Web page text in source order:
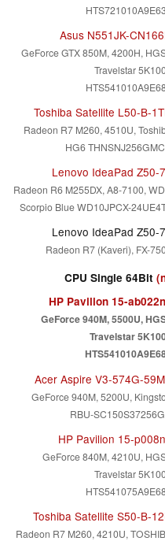
Asus N551JK-
GeForce GTX 850M, 4200H,
Travelstar
Toshiba Satellite L50-B-
Radeon R7 M260, 4510U,
HG6
Lenovo IdeaPad Z50-
Radeon R6 M255DX, A8-7100,
Scorpio Blue WD10JPCX-
Lenovo IdeaPad Z50-
Radeon R7 (Kaveri), FX-
CPU Single 64Bit
HP Pavilion 15-
GeForce 940M, 5500U,
Travelstar
Acer Aspire V3-574G-
GeForce 940M, 5200U,
RBU-
HP Pavilion 15-
GeForce 840M, 4210U,
Travelstar
Toshiba Satellite S50-B-
Radeon R7 M260, 4210U,